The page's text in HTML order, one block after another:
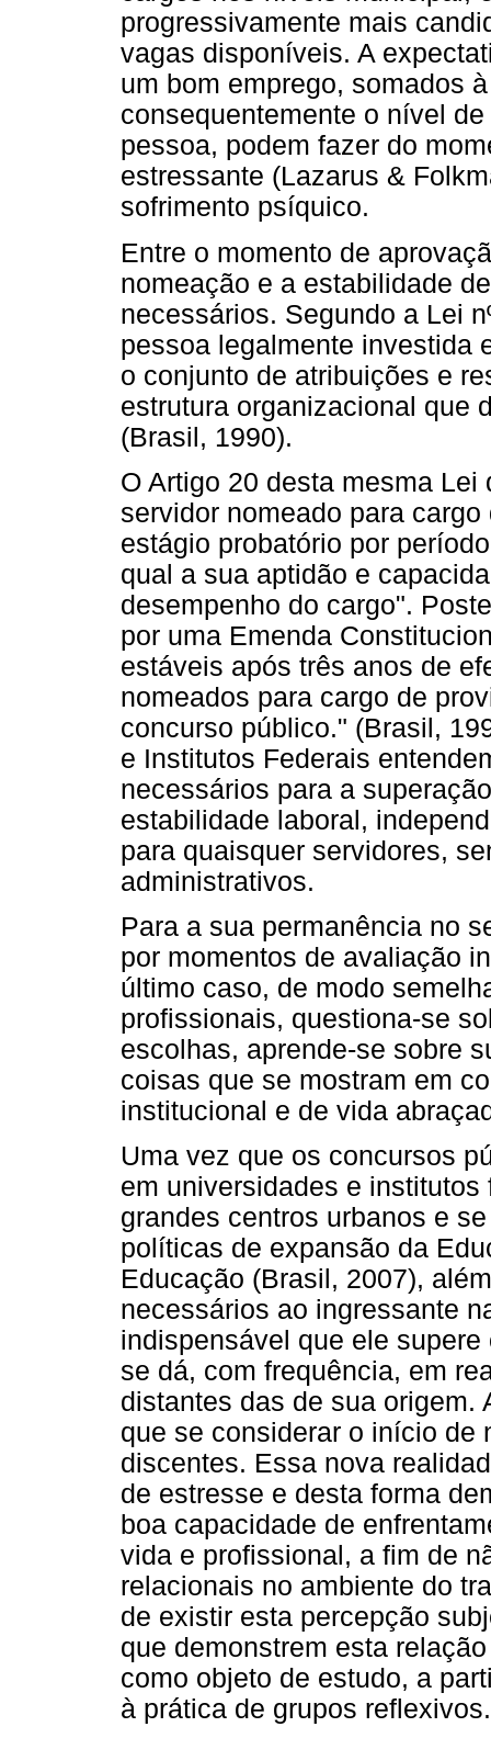
progressivamente mais
vagas disponíveis. A
um bom emprego, somados
consequentemente o nível
pessoa, podem fazer do
estressante (Lazarus &
sofrimento psíquico.
Entre o momento de
nomeação e a estabilidade
necessários. Segundo a Lei
pessoa legalmente investida
o conjunto de atribuições e
estrutura organizacional que
(Brasil, 1990).
O Artigo 20 desta mesma
servidor nomeado para
estágio probatório por
qual a sua aptidão e
desempenho do cargo".
por uma Emenda
estáveis após três anos de
nomeados para cargo de
concurso público." (Brasil,
e Institutos Federais
necessários para a
estabilidade laboral,
para quaisquer servidores,
administrativos.
Para a sua permanência no
por momentos de avaliação
último caso, de modo
profissionais, questiona-se
escolhas, aprende-se sobre
coisas que se mostram em
institucional e de vida
Uma vez que os concursos
em universidades e
grandes centros urbanos e
políticas de expansão da
Educação (Brasil, 2007),
necessários ao ingressante
indispensável que ele
se dá, com frequência, em
distantes das de sua origem.
que se considerar o início de
discentes. Essa nova
de estresse e desta forma
boa capacidade de
vida e profissional, a fim de
relacionais no ambiente do
de existir esta percepção
que demonstrem esta
como objeto de estudo, a
à prática de grupos reflexivos.